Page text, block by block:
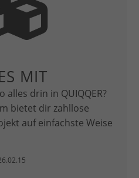
MIT
alles drin in QUIQQER?
bietet dir zahllose
auf einfachste Weise